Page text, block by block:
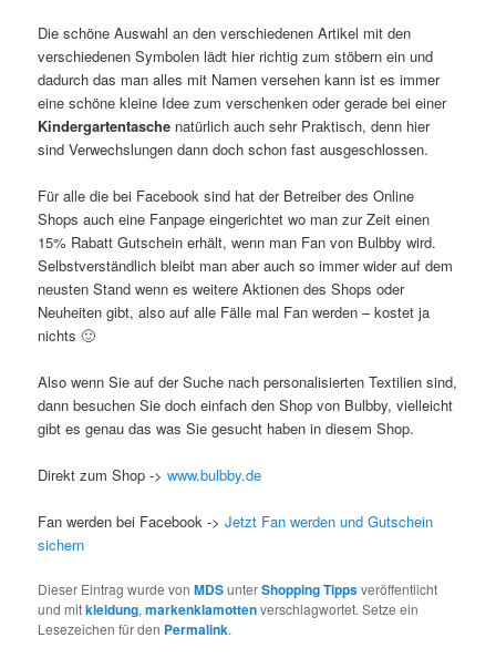
Die schöne Auswahl an den verschiedenen Artikel mit den
verschiedenen Symbolen lädt hier richtig zum stöbern ein und
dadurch das man alles mit Namen versehen kann ist es immer
eine schöne kleine Idee zum verschenken oder gerade bei einer
Kindergartentasche natürlich auch sehr Praktisch, denn hier
sind Verwechslungen dann doch schon fast ausgeschlossen.
Für alle die bei Facebook sind hat der Betreiber des Online
Shops auch eine Fanpage eingerichtet wo man zur Zeit einen
15% Rabatt Gutschein erhält, wenn man Fan von Bulbby wird.
Selbstverständlich bleibt man aber auch so immer wider auf dem
neusten Stand wenn es weitere Aktionen des Shops oder
Neuheiten gibt, also auf alle Fälle mal Fan werden – kostet ja
nichts 🙂
Also wenn Sie auf der Suche nach personalisierten Textilien sind,
dann besuchen Sie doch einfach den Shop von Bulbby, vielleicht
gibt es genau das was Sie gesucht haben in diesem Shop.
Direkt zum Shop ->www.bulbby.de
Fan werden bei Facebook ->Jetzt Fan werden und Gutschein
sichern
Dieser Eintrag wurde vonMDSunterShopping Tippsveröffentlicht
und mitkleidung,markenklamottenverschlagwortet. Setze ein
Lesezeichen für den Permalink.